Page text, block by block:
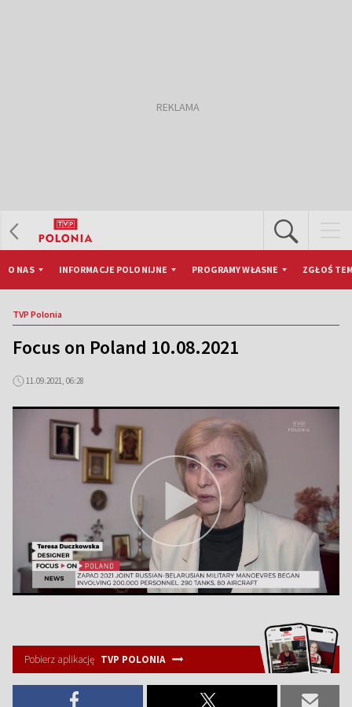
O NAS INFORMACJE POLONIJNE PROGRAMY WŁASNE ZGŁOŚ
TVP Polonia
Focus on Poland 10.08.2021
11.09.2021, 06:28
Pobierz aplikację TVP POLONIA